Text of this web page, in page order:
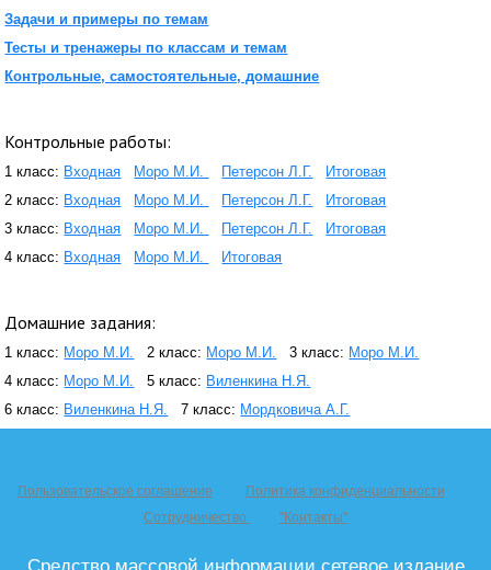
Задачи и примеры по темам
Тесты и тренажеры по классам и темам
Контрольные, самостоятельные, домашние
Контрольные работы:
1 класс: Входная Моро М.И. Петерсон Л.Г.
Итоговая
2 класс: Входная Моро М.И. Петерсон Л.Г.
Итоговая
3 класс: Входная Моро М.И. Петерсон Л.Г.
Итоговая
4 класс: Входная Моро М.И. Итоговая
Домашние задания:
1 класс: Моро М.И. 2 класс: Моро М.И. 3 класс: Моро М.И.
4 класс: Моро М.И. 5 класс: Виленкина Н.Я.
6 класс: Виленкина Н.Я. 7 класс: Мордковича А.Г.
Пользовательское соглашение
Политика конфиденциальности
Сотрудничество
"Контакты"